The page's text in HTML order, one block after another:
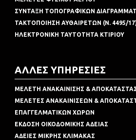
ΣΥΝΤΑΞΗ ΤΟΠΟΓΡΑΦΙΚΩΝ
ΤΑΚΤΟΠΟΙΗΣΗ ΑΥΘΑΙΡΕΤΩΝ (Ν. 4495/
ΗΛΕΚΤΡΟΝΙΚΗ ΤΑΥΤΟΤΗΤΑ ΚΤΙΡΙΟΥ
ΑΛΛΕΣ ΥΠΗΡΕΣΙΕΣ
ΜΕΛΕΤΗ ΑΝΑΚΑΙΝΙΣΗΣ &
ΜΕΛΕΤΕΣ ΑΝΑΚΑΙΝΙΣΕΩΝ &
ΕΠΑΓΓΕΛΜΑΤΙΚΩΝ ΧΩΡΩΝ
ΕΚΔΟΣΗ ΟΙΚΟΔΟΜΙΚΗΣ ΑΔΕΙΑΣ
ΑΔΕΙΕΣ ΜΙΚΡΗΣ ΚΛΙΜΑΚΑΣ